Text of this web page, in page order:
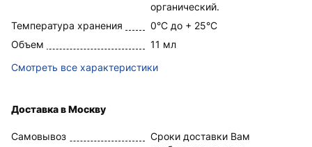
органический.
Температура хранения
0°C до + 25°C
Объем
11 мл
Смотреть все характеристики
Доставка в Москву
Самовывоз
Сроки доставки Вам